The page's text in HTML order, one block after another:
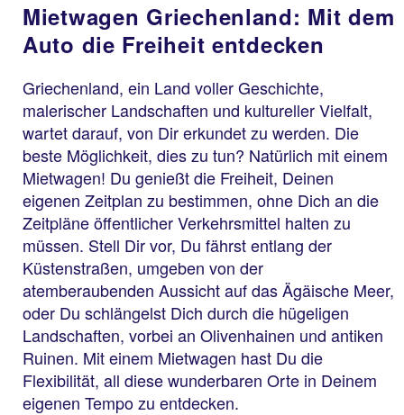
Mietwagen Griechenland: Mit dem
Auto die Freiheit entdecken
Griechenland, ein Land voller Geschichte,
malerischer Landschaften und kultureller Vielfalt,
wartet darauf, von Dir erkundet zu werden. Die
beste Möglichkeit, dies zu tun? Natürlich mit einem
Mietwagen! Du genießt die Freiheit, Deinen
eigenen Zeitplan zu bestimmen, ohne Dich an die
Zeitpläne öffentlicher Verkehrsmittel halten zu
müssen. Stell Dir vor, Du fährst entlang der
Küstenstraßen, umgeben von der
atemberaubenden Aussicht auf das Ägäische Meer,
oder Du schlängelst Dich durch die hügeligen
Landschaften, vorbei an Olivenhainen und antiken
Ruinen. Mit einem Mietwagen hast Du die
Flexibilität, all diese wunderbaren Orte in Deinem
eigenen Tempo zu entdecken.